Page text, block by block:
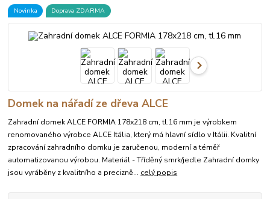
Novinka Doprava ZDARMA
Domek na nářadí ze dřeva ALCE
Zahradní domek ALCE FORMIA 178x218 cm, tl.16 mm je výrobkem
renomovaného výrobce ALCE Itália, který má hlavní sídlo v Itálii. Kvalitní
zpracování zahradního domku je zaručenou, moderní a téměř
automatizovanou výrobou. Materiál - Tříděný smrk/jedle Zahradní domky
jsou vyráběny z kvalitního a precizně... celý popis